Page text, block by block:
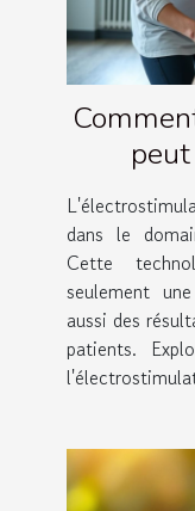
dans le
Cette
seulement
aussi des
patients.